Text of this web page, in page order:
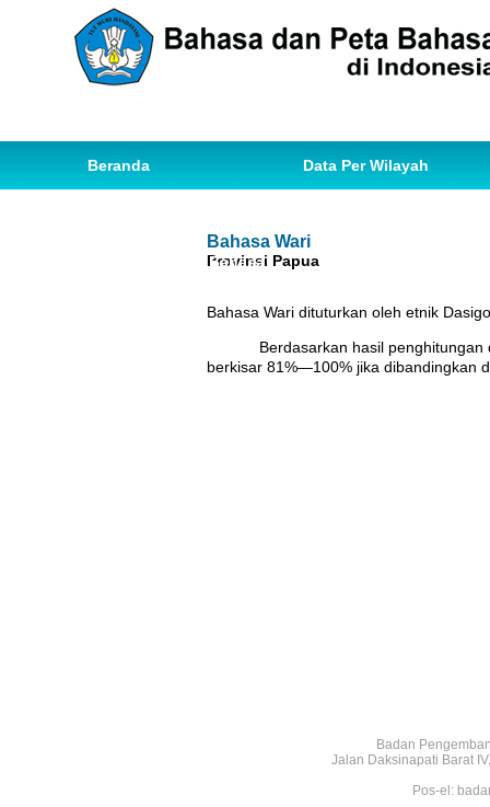
Beranda Data Per Wilayah
Ihwal Pemetaan Bahasa
Bahasa Wari
Provinsi Papua
Bahasa Wari dituturkan oleh etnik
Berdasarkan hasil
berkisar 81%—100% jika dibandingkan
Badan
Jalan Daksinapati Barat
Pos-el: